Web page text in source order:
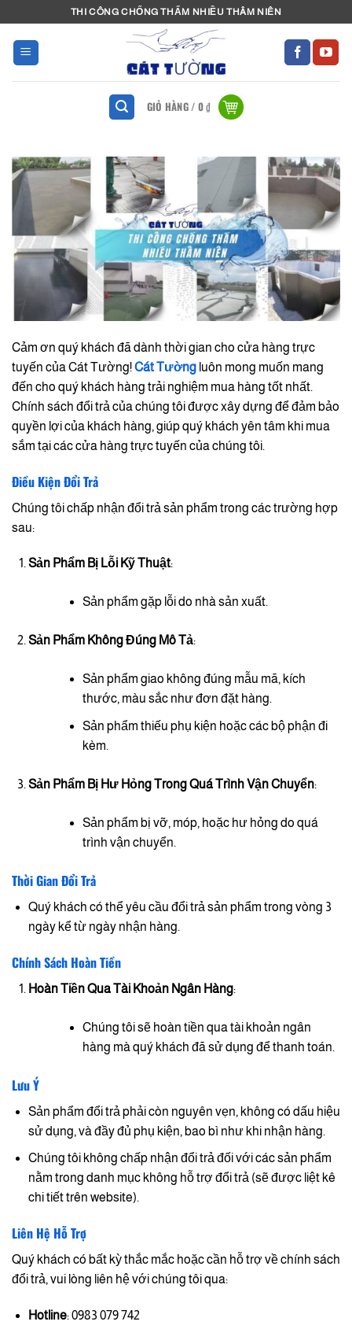
dung
THI CÔNG CHỐNG THẤM NHIỀU THÂM NIÊN
GIỎ HÀNG / 0₫
Cảm ơn quý khách đã dành thời gian cho cửa hàng trực
tuyến của Cát Tường!Cát Tường luôn mong muốn mang
đến cho quý khách hàng trải nghiệm mua hàng tốt nhất.
Chính sách đổi trả của chúng tôi được xây dựng để đảm bảo
quyền lợi của khách hàng, giúp quý khách yên tâm khi mua
sắm tại các cửa hàng trực tuyến của chúng tôi.
Điều Kiện Đổi Trả
Chúng tôi chấp nhận đổi trả sản phẩm trong các trường hợp
sau:
Sản Phẩm Bị Lỗi Kỹ Thuật:
Sản phẩm gặp lỗi do nhà sản xuất.
Sản Phẩm Không Đúng Mô Tả:
Sản phẩm giao không đúng mẫu mã, kích
thước, màu sắc như đơn đặt hàng.
Sản phẩm thiếu phụ kiện hoặc các bộ phận đi
kèm.
Sản Phẩm Bị Hư Hỏng Trong Quá Trình Vận Chuyển:
Sản phẩm bị vỡ, móp, hoặc hư hỏng do quá
trình vận chuyển.
Thời Gian Đổi Trả
Quý khách có thể yêu cầu đổi trả sản phẩm trong vòng 3
ngày kể từ ngày nhận hàng.
Chính Sách Hoàn Tiền
Hoàn Tiền Qua Tài Khoản Ngân Hàng:
Chúng tôi sẽ hoàn tiền qua tài khoản ngân
hàng mà quý khách đã sử dụng để thanh toán.
Lưu Ý
Sản phẩm đổi trả phải còn nguyên vẹn, không có dấu hiệu
sử dụng, và đầy đủ phụ kiện, bao bì như khi nhận hàng.
Chúng tôi không chấp nhận đổi trả đối với các sản phẩm
nằm trong danh mục không hỗ trợ đổi trả (sẽ được liệt kê
chi tiết trên website).
Liên Hệ Hỗ Trợ
Quý khách có bất kỳ thắc mắc hoặc cần hỗ trợ về chính sách
đổi trả, vui lòng liên hệ với chúng tôi qua:
Hotline: 0983 079 742